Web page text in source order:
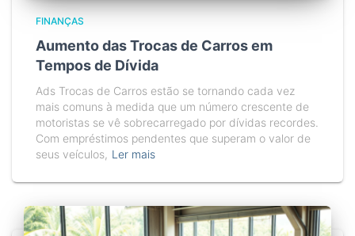
FINANÇAS
Aumento das Trocas de Carros em
Tempos de Dívida
Ads Trocas de Carros estão se tornando cada vez
mais comuns à medida que um número crescente de
motoristas se vê sobrecarregado por dívidas recordes.
Com empréstimos pendentes que superam o valor de
seus veículos, Ler mais